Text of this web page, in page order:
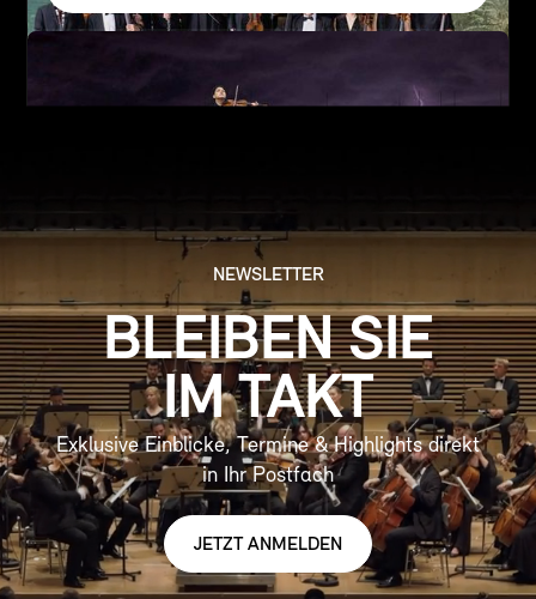
NEWSLETTER
BLEIBEN SIE
IM TAKT
Exklusive Einblicke, Termine & Highlights direkt
in Ihr Postfach
JETZT ANMELDEN